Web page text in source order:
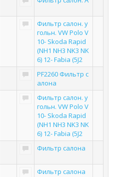
Фильтр салон. у
гольн. VW Polo V
10- Skoda Rapid
(NH1 NH3 NK3 NK
6) 12- Fabia (5J2
PF2260 Фильтр с
алона
Фильтр салон. у
гольн. VW Polo V
10- Skoda Rapid
(NH1 NH3 NK3 NK
6) 12- Fabia (5J2
Фильтр салона
Фильтр салона